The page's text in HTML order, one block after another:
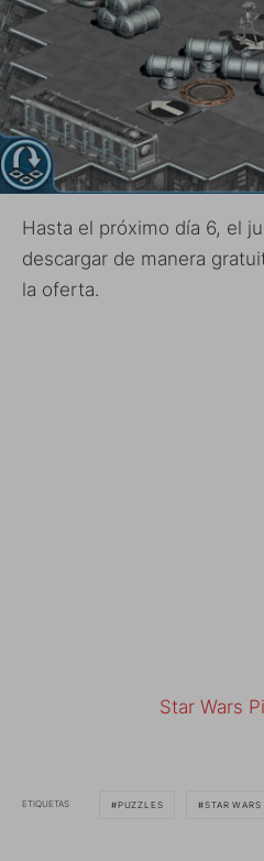
Hasta el próximo día 6, el
descargar de manera
la oferta.
Star Wars
ETIQUETAS PUZZLES STAR WARS